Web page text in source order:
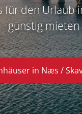
für den Urlaub
günstig mieten
in Næs /